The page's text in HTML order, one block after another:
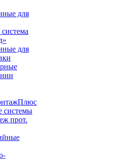
для
для
системы
прот.